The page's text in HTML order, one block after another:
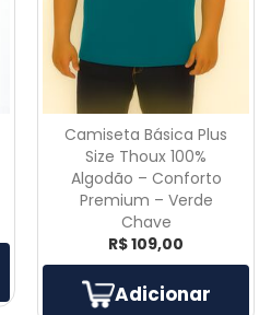
Camiseta Básica Plus
Size Thoux 100%
Algodão – Conforto
Premium – Verde
Chave
R$ 109,00
Adicionar